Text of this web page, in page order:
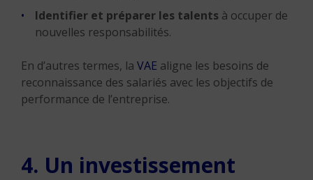
Identifier et préparer les talents à occuper de
nouvelles responsabilités.
En d’autres termes, la VAE aligne les besoins de
reconnaissance des salariés avec les objectifs de
performance de l’entreprise.
4. Un investissement